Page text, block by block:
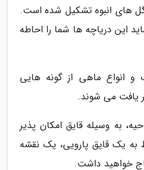
های انبوه تشکیل شده است.
این دریاچه ها شما را احاطه
انواع ماهی از گونه هایی
یافت می شوند.
به وسیله قایق امکان پذیر
به یک قایق پارویی، یک نقشه
خواهید داشت.